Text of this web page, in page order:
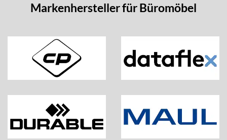
Markenhersteller für Büromöbel